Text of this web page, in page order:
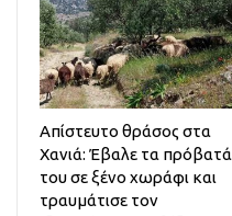
Απίστευτο θράσος στα
Χανιά: Έβαλε τα πρόβατά
του σε ξένο χωράφι και
τραυμάτισε τον